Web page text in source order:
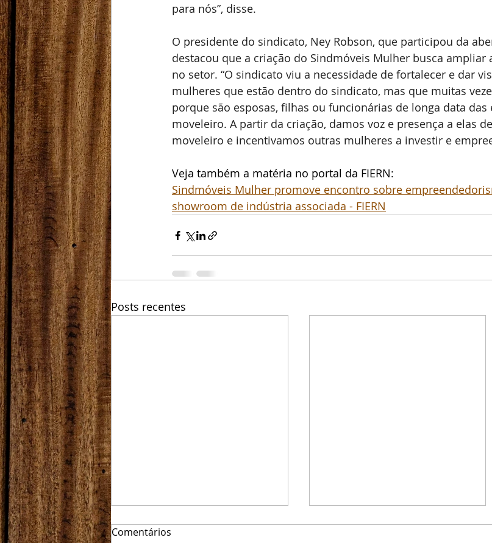
para nós”, disse.
O presidente do sindicato, Ney Robson, que participou da
destacou que a criação do Sindmóveis Mulher busca
no setor. “O sindicato viu a necessidade de fortalecer e dar
mulheres que estão dentro do sindicato, mas que muitas
porque são esposas, filhas ou funcionárias de longa data
moveleiro. A partir da criação, damos voz e presença a elas
moveleiro e incentivamos outras mulheres a investir e
Veja também a matéria no portal da FIERN:
Sindmóveis Mulher promove encontro sobre
showroom de indústria associada - FIERN
Posts recentes
Comentários